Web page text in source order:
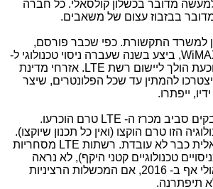
למעשה מדובר בכשלון קולסאלי. כל חברה
בבזבוז עצום של משאבים.
למשרד התקשורת. כפי שכבר פורסם,
, ביצע בשנה שעברה ניסוי טכנולוגי ל-
הולך ליישום רשת LTE . אזרחי מדינת
להמתין עד שכל הפלונטרים, שיצר
ייפתרו.
סביב מכרז ה- LTE טרם הוכרעו.
הזו טרם הוקצו (ואין כל תכנון שיוקצו).
כבר לא עובדת. רשתות LTE מסחריות
טכנולוגיים קטני היקף), לא נראה
בישראל לפני 2015, אולי אף ב- 2016, אם המכשלות הרציניות
תיפתרנה.